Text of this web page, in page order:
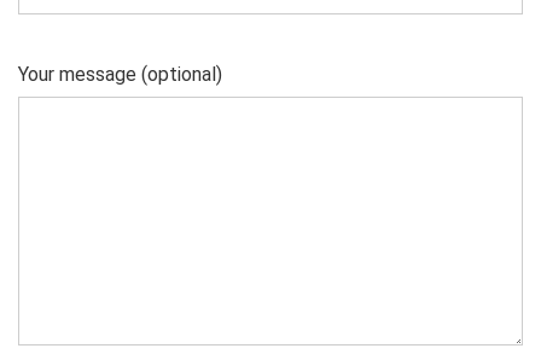
Your message (optional)